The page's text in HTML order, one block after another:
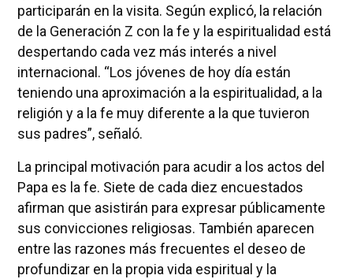
participarán en la visita. Según explicó, la relación
de la Generación Z con la fe y la espiritualidad está
despertando cada vez más interés a nivel
internacional. “Los jóvenes de hoy día están
teniendo una aproximación a la espiritualidad, a la
religión y a la fe muy diferente a la que tuvieron
sus padres”, señaló.
La principal motivación para acudir a los actos del
Papa es la fe. Siete de cada diez encuestados
afirman que asistirán para expresar públicamente
sus convicciones religiosas. También aparecen
entre las razones más frecuentes el deseo de
profundizar en la propia vida espiritual y la